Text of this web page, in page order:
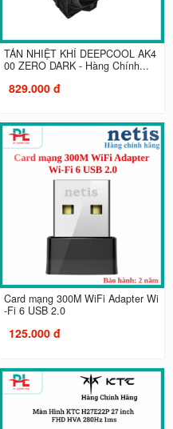
TẢN NHIỆT KHÍ DEEPCOOL AK4
00 ZERO DARK - Hàng Chính...
829.000 đ
Card mạng 300M WiFi Adapter Wi
-Fi 6 USB 2.0
125.000 đ